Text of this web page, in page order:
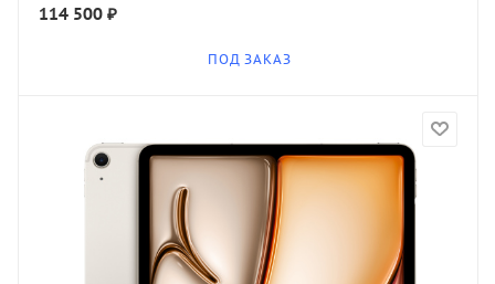
114 500 ₽
ПОД ЗАКАЗ